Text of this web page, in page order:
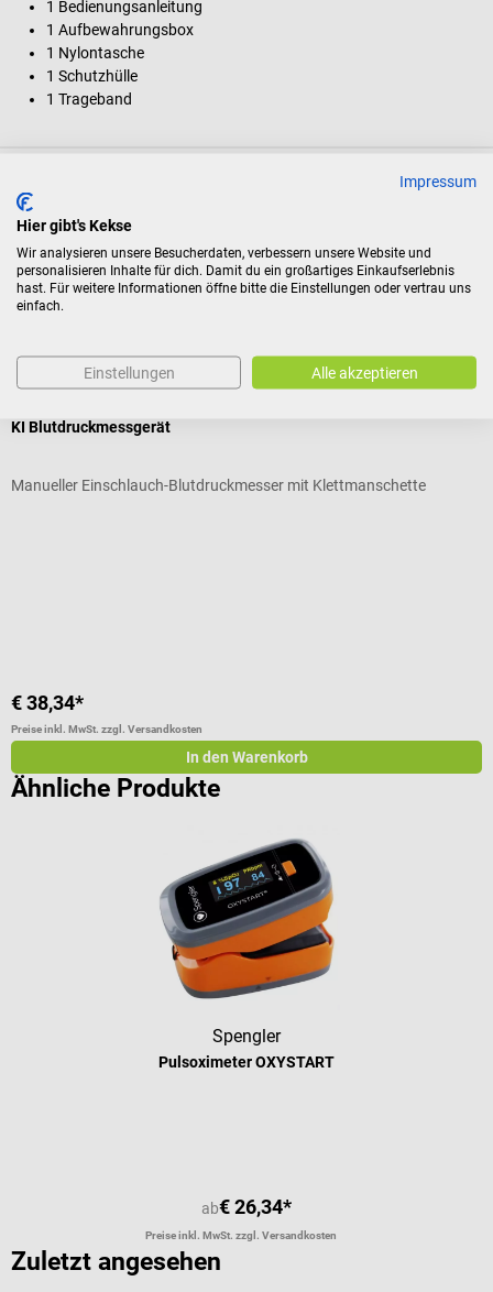
1 Bedienungsanleitung
1 Aufbewahrungsbox
1 Nylontasche
1 Schutzhülle
1 Trageband
Bewertungen
5%
KI Blutdruckmessgerät
Manueller Einschlauch-Blutdruckmesser mit Klettmanschette
€ 38,34*
Preise inkl. MwSt. zzgl. Versandkosten
In den Warenkorb
Ähnliche Produkte
Spengler
Pulsoximeter OXYSTART
ab€ 26,34*
Preise inkl. MwSt. zzgl. Versandkosten
Zuletzt angesehen
Impressum
Hier gibt's Kekse
Wir analysieren unsere Besucherdaten, verbessern unsere Website und
personalisieren Inhalte für dich. Damit du ein großartiges Einkaufserlebnis
hast. Für weitere Informationen öffne bitte die Einstellungen oder vertrau uns
einfach.
Einstellungen Alle akzeptieren